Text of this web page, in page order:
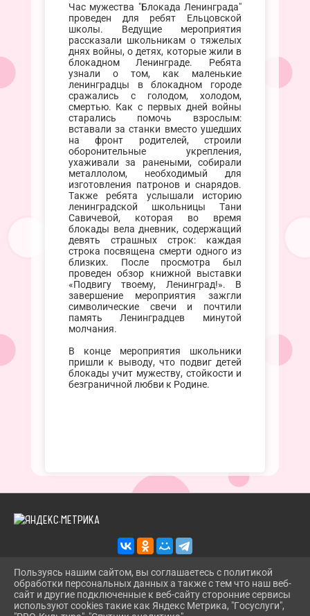
Час мужества "Блокада Ленинграда"
проведен для ребят Ельцовской
школы. Ведущие мероприятия
рассказали школьникам о тяжелых
днях войны, о детях, которые жили в
блокадном Ленинграде. Ребята
узнали о том, как маленькие
ленинградцы в блокадном городе
сражались с голодом, холодом,
смертью. Как с первых дней войны
старались помочь взрослым:
вставали за станки вместо ушедших
на фронт родителей, строили
оборонительные укрепления,
ухаживали за ранеными, собирали
металлолом, необходимый для
изготовления патронов и снарядов.
Также ребята услышали историю
ленинградской школьницы Тани
Савичевой, которая во время
блокады вела дневник, содержащий
девять страшных строк: каждая
строка посвящена смерти одного из
близких. После просмотра был
проведен обзор книжной выставки
«Подвигу твоему, Ленинград!». В
завершение мероприятия зажгли
символические свечи и почтили
память Ленинградцев минутой
молчания.
В конце мероприятия школьники
пришли к выводу, что подвиг детей
блокады учит мужеству, стойкости и
безграничной любви к Родине.
2026 Г. TROITSKBIBLIOTEKA.RU
ВХОД
Пользуясь нашим сайтом, вы соглашаетесь с политикой
обработки персональных данных а также с тем что наш веб-
сайт и другие подключенные к веб-сайту сторонние сервисы
используют cookies такие как Яндекс Метрика, "Госуслуги",